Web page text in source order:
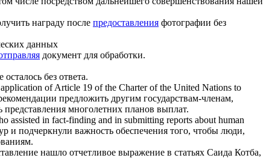
награду после предоставления фотографии без
данных
документ для обработки.
без ответа.
of Article 19 of the Charter of the United Nations to
предложить другим государствам-членам,
многолетних планов выплат.
assisted in fact-finding and in submitting reports about human
и подчеркнули важность обеспечения того, чтобы люди,
нашло отчетливое выражение в статьях Саида Котба,